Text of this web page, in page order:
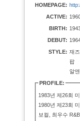
HOMEPAGE:
ACTIVE:
BIRTH:
DEBUT:
STYLE: 재즈
팝
알
PROFILE:
1983년 제26회
1980년 제23회
보컬, 최우수